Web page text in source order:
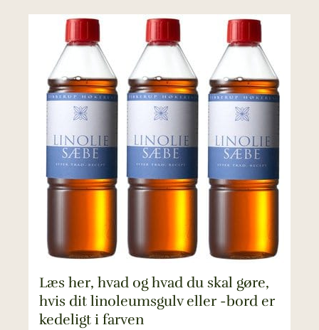
Læs her, hvad og hvad du skal gøre,
hvis dit linoleumsgulv eller -bord er
kedeligt i farven